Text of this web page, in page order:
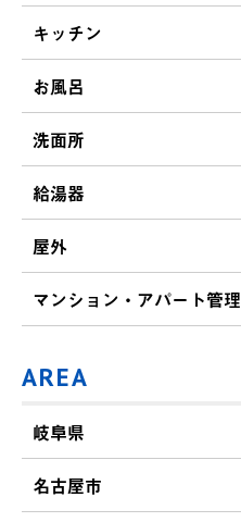
キッチン
お風呂
洗面所
給湯器
屋外
マンション・アパート管理
AREA
岐阜県
名古屋市